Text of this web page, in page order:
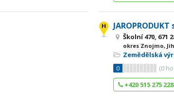
Školní 470, 671
okres Znojmo,
Zemědělská
0
(0
+420 515 275 228